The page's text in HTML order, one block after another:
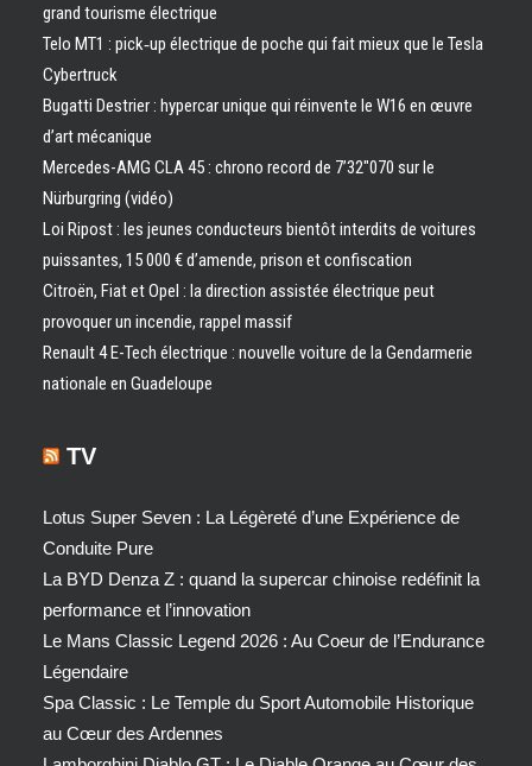
grand tourisme électrique
Telo MT1 : pick‑up électrique de poche qui fait mieux que le Tesla
Cybertruck
Bugatti Destrier : hypercar unique qui réinvente le W16 en œuvre
d’art mécanique
Mercedes-AMG CLA 45 : chrono record de 7’32″070 sur le
Nürburgring (vidéo)
Loi Ripost : les jeunes conducteurs bientôt interdits de voitures
puissantes, 15 000 € d’amende, prison et confiscation
Citroën, Fiat et Opel : la direction assistée électrique peut
provoquer un incendie, rappel massif
Renault 4 E-Tech électrique : nouvelle voiture de la Gendarmerie
nationale en Guadeloupe
TV
Lotus Super Seven : La Légèreté d’une Expérience de
Conduite Pure
La BYD Denza Z : quand la supercar chinoise redéfinit la
performance et l’innovation
Le Mans Classic Legend 2026 : Au Coeur de l’Endurance
Légendaire
Spa Classic : Le Temple du Sport Automobile Historique
au Cœur des Ardennes